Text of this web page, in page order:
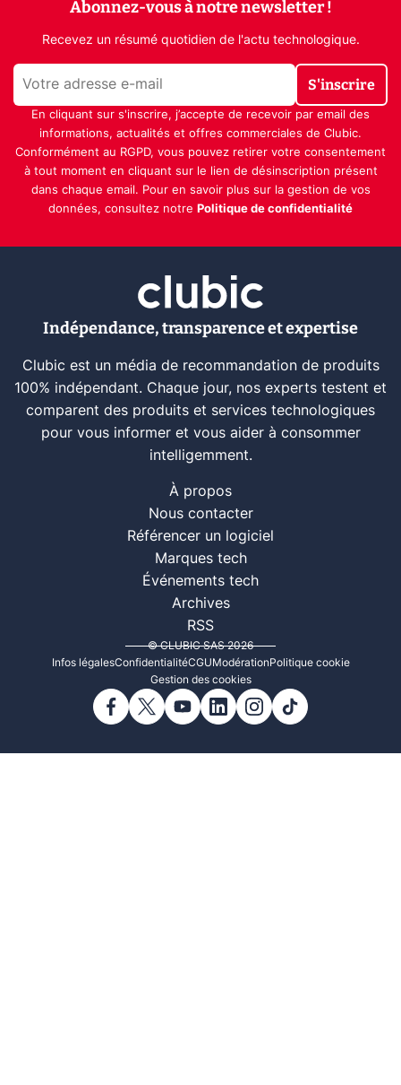
Abonnez-vous à notre newsletter !
Recevez un résumé quotidien de l'actu technologique.
S'inscrire
En cliquant sur s'inscrire, j’accepte de recevoir par email des
informations, actualités et offres commerciales de Clubic.
Conformément au RGPD, vous pouvez retirer votre consentement
à tout moment en cliquant sur le lien de désinscription présent
dans chaque email. Pour en savoir plus sur la gestion de vos
données, consultez notre Politique de confidentialité
Indépendance, transparence et expertise
Clubic est un média de recommandation de produits
100% indépendant. Chaque jour, nos experts testent et
comparent des produits et services technologiques
pour vous informer et vous aider à consommer
intelligemment.
À propos
Nous contacter
Référencer un logiciel
Marques tech
Événements tech
Archives
RSS
© CLUBIC SAS 2026
Infos légalesConfidentialitéCGUModérationPolitique cookie
Gestion des cookies